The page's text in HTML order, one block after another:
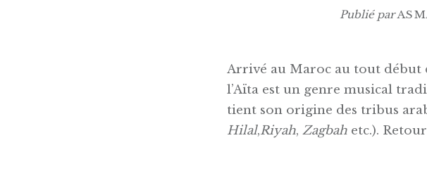
Publié par
Arrivé au Maroc au tout début
l’Aïta est un genre musical
tient son origine des tribus
Hilal,Riyah, Zagbah etc.).